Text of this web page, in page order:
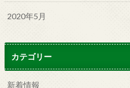
2020年5月
カテゴリー
新着情報